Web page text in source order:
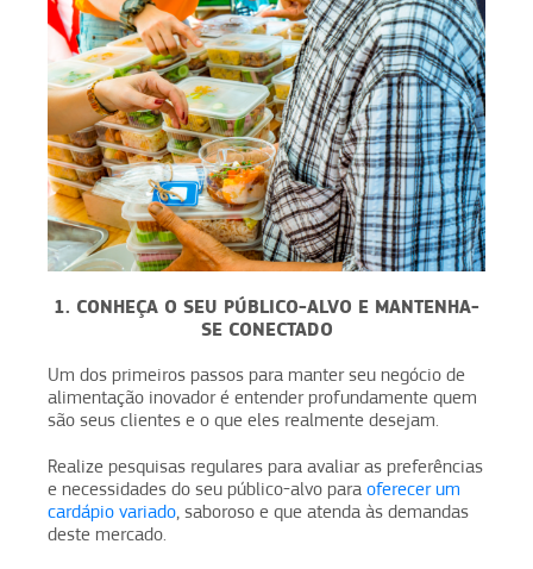
1. CONHEÇA O SEU PÚBLICO-ALVO E MANTENHA-
SE CONECTADO
Um dos primeiros passos para manter seu negócio de
alimentação inovador é entender profundamente quem
são seus clientes e o que eles realmente desejam.
Realize pesquisas regulares para avaliar as preferências
e necessidades do seu público-alvo para oferecer um
cardápio variado, saboroso e que atenda às demandas
deste mercado.